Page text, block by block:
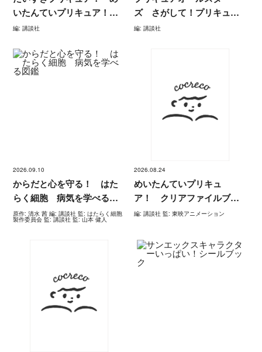
いたんていプリキュア！＆
プリキュアオールスター
ｌ．３
編: 講談社
ズ さがして！プリキュ
ア Ｎｅｗ
編: 講談社
2026.09.10
からだと心を守る！ はた
らく細胞 病気を学べる図
鑑
原作: 清水 茜 編: 講談社 監: はたらく細胞
製作委員会 監: 講談社 監: 山本 健人
2026.08.24
めいたんていプリキュ
ア！ クリアファイルブッ
ク
編: 講談社 監: 東映アニメーション